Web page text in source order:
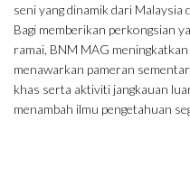
seni yang dinamik dari Malaysia
Bagi memberikan perkongsian
ramai, BNM MAG
menawarkan pameran
khas serta aktiviti jangkauan
menambah ilmu pengetahuan